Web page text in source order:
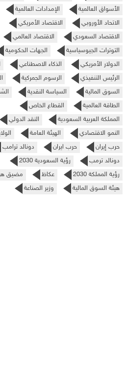
الأسواق العالمية
الإمدادات العالمية
الاتحاد الأوروبي
الاقتصاد الأمريكي
الاقتصاد السعودي
الاقتصاد العالمي
التوترات الجيوسياسية
الجهات الحكومية
الدولار الأمريكي
الذكاء الاصطناعي
الرئيس التنفيذي
الرسوم الجمركية
السوق المالية
السياسة النقدية
الطاقة العالمية
القطاع الخاص
المملكة العربية السعودية
النقد الدولي
النمو الاقتصادي
الهيئة العامة
حرب إيران
حرب ايران
دونالد ترامب
دونالد ترمب
رؤية السعودية 2030
رؤية المملكة 2030
عكاظ مضيق
هيئة السوق المالية
وزير الصناعة